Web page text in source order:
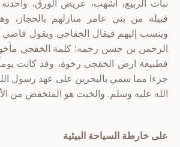
نبات الربيع، أشهب، عريض الورق،
قبيلة من بني عامر منازلهم
وينسب إليهم فيقال الخفاجي ويقول قاضي
الرحمن بن حسن رحمه: كلمة الخفجي
فطبيعة ارض الخفجي رخوة، وقد كانت
جزءا مما سمي بالبحرين على عهد رسول
الله عليه وسلم. والخبت هو المنخفض من
على خارطة السياحة البيئية